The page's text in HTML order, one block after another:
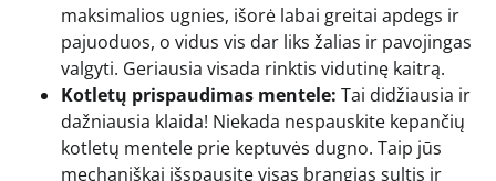
maksimalios ugnies, išorė labai greitai apdegs ir
pajuoduos, o vidus vis dar liks žalias ir pavojingas
valgyti. Geriausia visada rinktis vidutinę kaitrą.
Kotletų prispaudimas mentele: Tai didžiausia ir
dažniausia klaida! Niekada nespauskite kepančių
kotletų mentele prie keptuvės dugno. Taip jūs
mechaniškai išspausite visas brangias sultis ir